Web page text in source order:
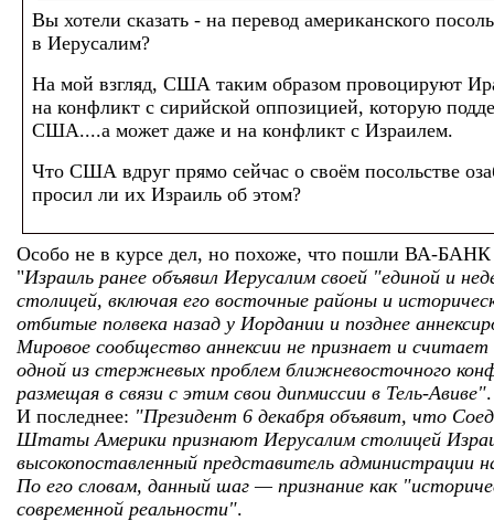
Вы хотели сказать - на перевод американского
в Иерусалим?
На мой взгляд, США таким образом провоцируют
на конфликт с сирийской оппозицией, которую
США....а может даже и на конфликт с Израилем.
Что США вдруг прямо сейчас о своём посольстве
просил ли их Израиль об этом?
Особо не в курсе дел, но похоже, что пошли ВА-БАНК
"Израиль ранее объявил Иерусалим своей "единой и
столицей, включая его восточные районы и
отбитые полвека назад у Иордании и позднее
Мировое сообщество аннексии не признает и
одной из стержневых проблем ближневосточного
размещая в связи с этим свои дипмиссии в Тель-Авиве".
И последнее: "Президент 6 декабря объявит, что
Штаты Америки признают Иерусалим столицей
высокопоставленный представитель администрации
По его словам, данный шаг — признание как
современной реальности".